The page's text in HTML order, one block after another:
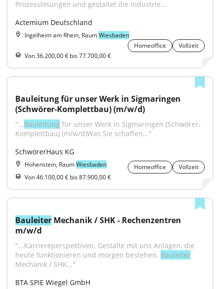
Prozesslösungen und gestaltet die Industrie...
Actemium Deutschland
Ingelheim am Rhein, RaumWiesbaden
Homeoffice
Vollzeit
Von 36.200,00 € bis 77.700,00 €
Bauleitung für unser Werk in Sigmaringen
(Schwörer-Komplettbau) (m/w/d)
"...Bauleitung für unser Werk in Sigmaringen (Schwörer-
Komplettbau) (m/w/d)Was Sie schaffen..."
SchwörerHaus KG
Hohenstein, RaumWiesbaden Homeoffice
Vollzeit
Von 46.100,00 € bis 87.900,00 €
Bauleiter Mechanik / SHK - Rechenzentren
m/w/d
"...Karriereperspektiven. Gestalte mit uns Anlagen, die
heute funktionieren und morgen bestehen. Bauleiter
Mechanik / SHK..."
BTA SPIE Wiegel GmbH